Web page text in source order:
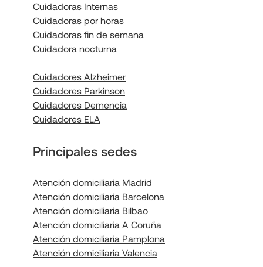
Cuidadoras Internas
Cuidadoras por horas
Cuidadoras fin de semana
Cuidadora nocturna
Cuidadores Alzheimer
Cuidadores Parkinson
Cuidadores Demencia
Cuidadores ELA
Principales sedes
Atención domiciliaria Madrid
Atención domiciliaria Barcelona
Atención domiciliaria Bilbao
Atención domiciliaria A Coruña
Atención domiciliaria Pamplona
Atención domiciliaria Valencia